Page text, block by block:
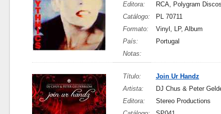
Editora:
RCA, Polygram
Catálogo:
PL 70711
Formato:
Vinyl, LP, Album
País:
Portugal
Notas:
Título:
Join Ur Handz
Artista:
DJ Chus & Peter
Editora:
Stereo Productions